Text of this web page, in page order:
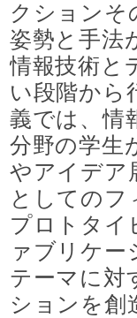
クションそ
姿勢と手法
情報技術と
い段階から
義では、情
分野の学生
やアイデア
としての
プロトタイ
ァブリケ
テーマに対
ションを創